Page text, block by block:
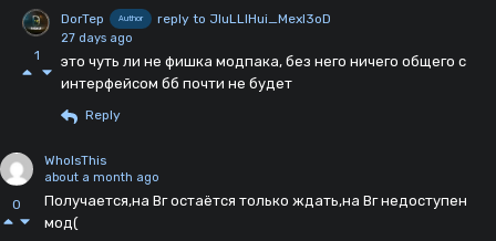
1
DorTep Author reply to JluLLlHui_Mexl3oD
27 days ago
это чуть ли не фишка модпака, без него ничего общего с
интерфейсом бб почти не будет
Reply
0
WhoIsThis
about a month ago
Получается,на Вг остаётся только ждать,на Вг недоступен
мод(